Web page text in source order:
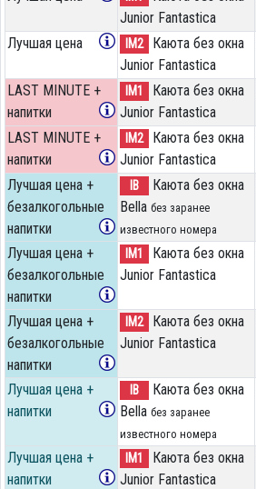
Junior Fantastica
Лучшая цена IM2
Каюта без окна
Junior Fantastica
LAST MINUTE +
напитки
IM1
Каюта без окна
Junior Fantastica
LAST MINUTE +
напитки
IM2
Каюта без окна
Junior Fantastica
Лучшая цена +
безалкогольные
напитки
IB
Каюта без окна
Bella без заранее
известного номера
Лучшая цена +
безалкогольные
напитки
IM1
Каюта без окна
Junior Fantastica
Лучшая цена +
безалкогольные
напитки
IM2
Каюта без окна
Junior Fantastica
Лучшая цена +
напитки
IB
Каюта без окна
Bella без заранее
известного номера
Лучшая цена +
напитки
IM1
Каюта без окна
Junior Fantastica